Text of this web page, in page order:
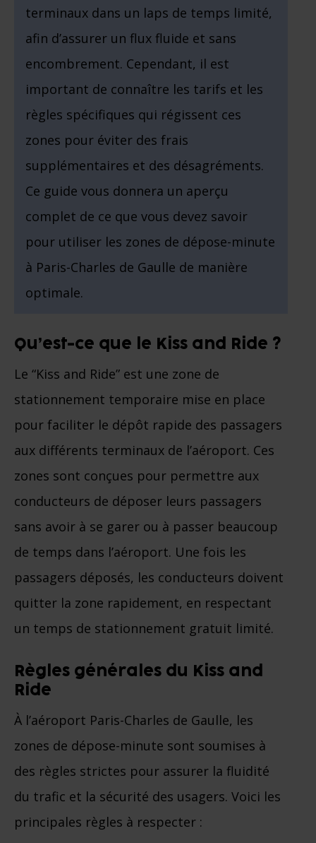
terminaux dans un laps de temps limité,
afin d’assurer un flux fluide et sans
encombrement. Cependant, il est
important de connaître les tarifs et les
règles spécifiques qui régissent ces
zones pour éviter des frais
supplémentaires et des désagréments.
Ce guide vous donnera un aperçu
complet de ce que vous devez savoir
pour utiliser les zones de dépose-minute
à Paris-Charles de Gaulle de manière
optimale.
Qu’est-ce que le Kiss and Ride ?
Le “Kiss and Ride” est une zone de
stationnement temporaire mise en place
pour faciliter le dépôt rapide des passagers
aux différents terminaux de l’aéroport. Ces
zones sont conçues pour permettre aux
conducteurs de déposer leurs passagers
sans avoir à se garer ou à passer beaucoup
de temps dans l’aéroport. Une fois les
passagers déposés, les conducteurs doivent
quitter la zone rapidement, en respectant
un temps de stationnement gratuit limité.
Règles générales du Kiss and
Ride
À l’aéroport Paris-Charles de Gaulle, les
zones de dépose-minute sont soumises à
des règles strictes pour assurer la fluidité
du trafic et la sécurité des usagers. Voici les
principales règles à respecter :